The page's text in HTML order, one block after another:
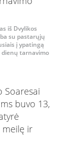
iš Dvylikos
su pastarųjų
į ypatingą
tarnavimo
Soaresai
buvo 13,
meilę ir